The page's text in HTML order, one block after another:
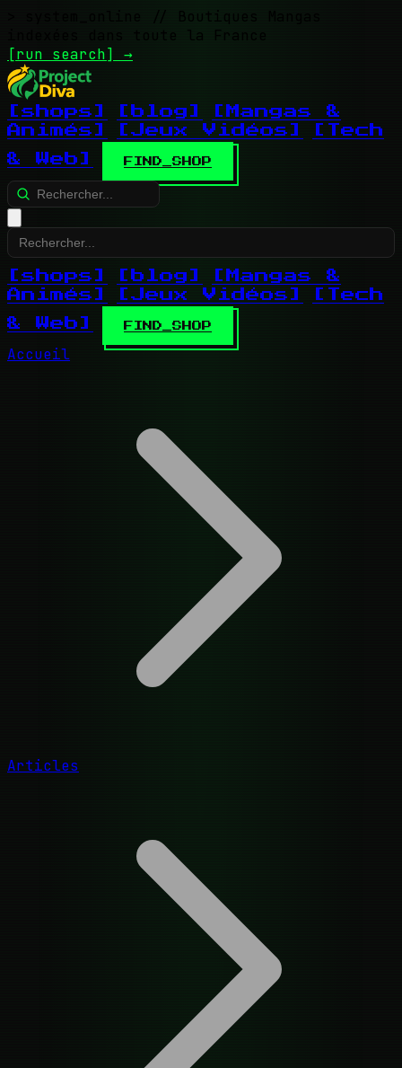
// Boutiques Mangas
indexées dans toute la France
[run search] →
[shops] [blog]
[Mangas &
Animés]
[Jeux Vidéos]
[Tech
& Web]
FIND_SHOP
[shops] [blog]
[Mangas &
Animés]
[Jeux Vidéos]
[Tech
& Web]
FIND_SHOP
Accueil
Articles